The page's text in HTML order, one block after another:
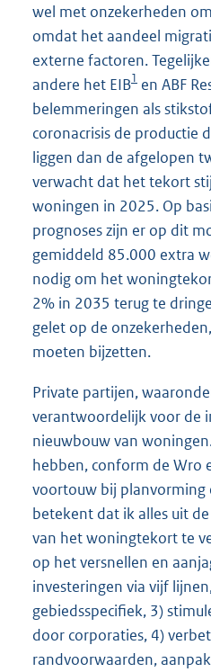
wel met onzekerheden
omdat het aandeel
externe factoren.
andere het EIB1 en ABF
belemmeringen als
coronacrisis de productie
liggen dan de afgelopen
verwacht dat het tekort
woningen in 2025. Op
prognoses zijn er op dit
gemiddeld 85.000 extra
nodig om het
2% in 2035 terug te
gelet op de
moeten bijzetten.
Private partijen,
verantwoordelijk voor de
nieuwbouw van
hebben, conform de Wro
voortouw bij
betekent dat ik alles uit
van het woningtekort te
op het versnellen en
investeringen via vijf
gebiedsspecifiek, 3)
door corporaties, 4)
randvoorwaarden,